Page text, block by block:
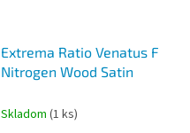
Extrema Ratio Venatus F
Nitrogen Wood Satin
Skladom (1 ks)